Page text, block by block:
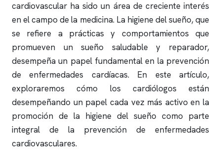
cardiovascular ha sido un área de creciente interés
en el campo de la medicina. La higiene del sueño, que
se refiere a prácticas y comportamientos que
promueven un sueño saludable y reparador,
desempeña un papel fundamental en la prevención
de enfermedades cardíacas. En este artículo,
exploraremos cómo los cardiólogos están
desempeñando un papel cada vez más activo en la
promoción de la higiene del sueño como parte
integral de la prevención de enfermedades
cardiovasculares.